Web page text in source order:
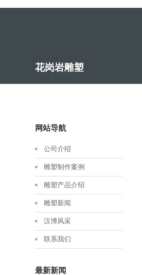
花岗岩雕塑
网站导航
公司介绍
雕塑制作案例
雕塑产品介绍
雕塑新闻
汉博风采
联系我们
最新新闻